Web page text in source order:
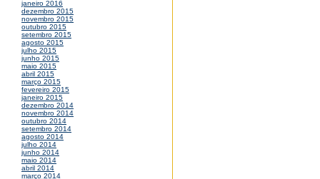
janeiro 2016
dezembro 2015
novembro 2015
outubro 2015
setembro 2015
agosto 2015
julho 2015
junho 2015
maio 2015
abril 2015
março 2015
fevereiro 2015
janeiro 2015
dezembro 2014
novembro 2014
outubro 2014
setembro 2014
agosto 2014
julho 2014
junho 2014
maio 2014
abril 2014
março 2014